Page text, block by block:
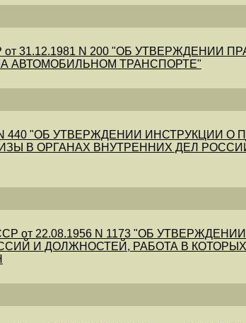
от 31.12.1981 N 200 "ОБ УТВЕРЖДЕНИИ
АВТОМОБИЛЬНОМ ТРАНСПОРТЕ"
N 440 "ОБ УТВЕРЖДЕНИИ ИНСТРУКЦИИ
В ОРГАНАХ ВНУТРЕННИХ ДЕЛ
от 22.08.1956 N 1173 "ОБ
И ДОЛЖНОСТЕЙ, РАБОТА В